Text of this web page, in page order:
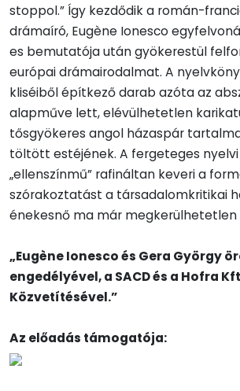
stoppol.” Így kezdődik a román-
drámaíró, Eugène Ionesco
es bemutatója után gyökerestül
európai drámairodalmat. A
kliséiből építkező darab azóta az
alapműve lett, elévülhetetlen
tősgyökeres angol házaspár
töltött estéjének. A fergeteges
„ellenszínmű” rafináltan keveri a
szórakoztatást a társadalomkritikai
énekesnő ma már megkerülhetetlen
„Eugène Ionesco és Gera György
engedélyével, a SACD és a Hofra
Közvetítésével.”
Az előadás támogatója: